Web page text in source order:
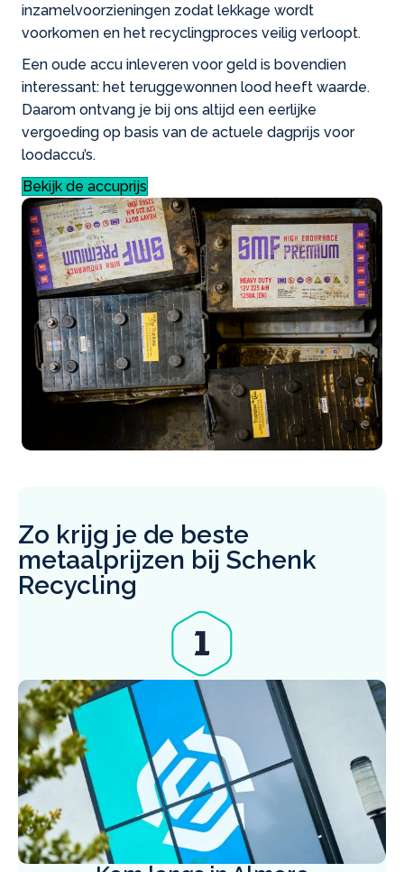
inzamelvoorzieningen zodat lekkage wordt
voorkomen en het recyclingproces veilig verloopt.
Een oude accu inleveren voor geld is bovendien
interessant: het teruggewonnen lood heeft waarde.
Daarom ontvang je bij ons altijd een eerlijke
vergoeding op basis van de actuele dagprijs voor
loodaccu’s.
Bekijk de accuprijs
Zo krijg je de beste
metaalprijzen bij Schenk
Recycling